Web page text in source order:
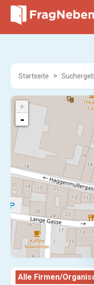
Startseite
+
-
Alle Firmen/